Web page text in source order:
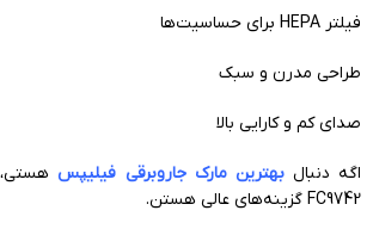
فیلتر HEPA برای حساسیت‌ها
طراحی مدرن و سبک
صدای کم و کارایی بالا
اگه دنبالبهترین مارک جاروبرقی فیلیپس
FC9742 گزینه‌های عالی هستن.